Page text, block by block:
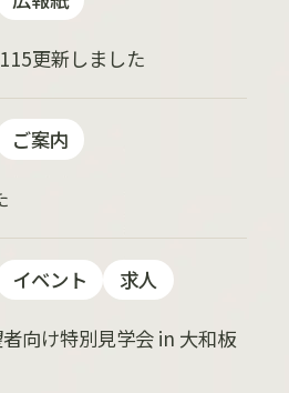
更新しました
ご案内
イベント 求人
者向け特別見学会 in 大和板